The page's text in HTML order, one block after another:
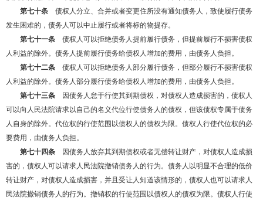
第七十条 债权人分立、合并或者变更住所没有通知债务人，致使履行债务
发生困难的，债务人可以中止履行或者将标的物提存。
第七十一条 债权人可以拒绝债务人提前履行债务，但提前履行不损害债权
人利益的除外。债务人提前履行债务给债权人增加的费用，由债务人负担。
第七十二条 债权人可以拒绝债务人部分履行债务，但部分履行不损害债权
人利益的除外。债务人部分履行债务给债权人增加的费用，由债务人负担。
第七十三条
因债务人怠于行使其到期债权，对债权人造成损害的，债权人
可以向人民法院请求以自己的名义代位行使债务人的债权，但该债权专属于债务
人自身的除外。代位权的行使范围以债权人的债权为限。债权人行使代位权的必
要费用，由债务人负担。
第七十四条
因债务人放弃其到期债权或者无偿转让财产，对债权人造成损
害的，债权人可以请求人民法院撤销债务人的行为。债务人以明显不合理的低价
转让财产，对债权人造成损害，并且受让人知道该情形的，债权人也可以请求人
民法院撤销债务人的行为。撤销权的行使范围以债权人的债权为限。债权人行使